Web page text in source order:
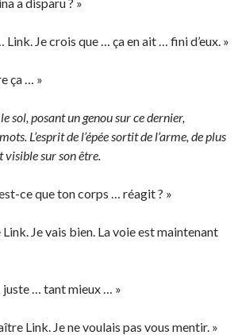
Link. Je crois que … ça en ait … fini d’eux. »
ça … »
sol, posant un genou sur ce dernier,
L’esprit de l’épée sortit de l’arme, de plus
visible sur son être.
ce que ton corps … réagit ? »
Je vais bien. La voie est maintenant
… tant mieux … »
Link. Je ne voulais pas vous mentir. »